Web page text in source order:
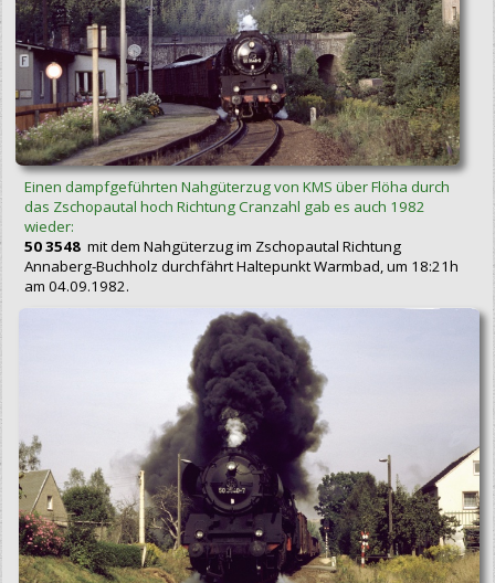
Einen dampfgeführten Nahgüterzug von KMS über Flöha durch
das Zschopautal hoch Richtung Cranzahl gab es auch 1982
wieder:
50 3548mit dem Nahgüterzug im Zschopautal Richtung
Annaberg-Buchholz durchfährt Haltepunkt Warmbad, um 18:21h
am 04.09.1982.